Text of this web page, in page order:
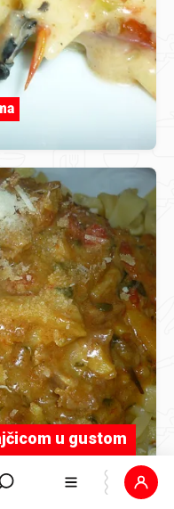
u gustom